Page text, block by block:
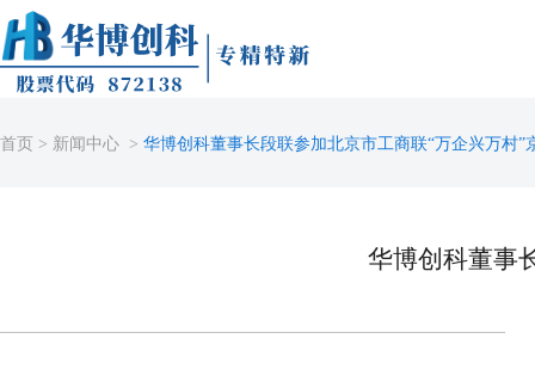
首页 > 新闻中心 > 华博创科董事长段联参加北京市工商联“万企兴万村”
华博创科董事